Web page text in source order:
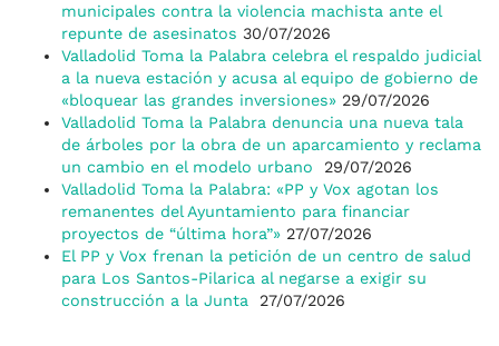
municipales contra la violencia machista ante el
repunte de asesinatos 30/07/2026
Valladolid Toma la Palabra celebra el respaldo judicial
a la nueva estación y acusa al equipo de gobierno de
«bloquear las grandes inversiones» 29/07/2026
Valladolid Toma la Palabra denuncia una nueva tala
de árboles por la obra de un aparcamiento y reclama
un cambio en el modelo urbano
29/07/2026
Valladolid Toma la Palabra: «PP y Vox agotan los
remanentes del Ayuntamiento para financiar
proyectos de “última hora”» 27/07/2026
El PP y Vox frenan la petición de un centro de salud
para Los Santos-Pilarica al negarse a exigir su
construcción a la Junta
27/07/2026